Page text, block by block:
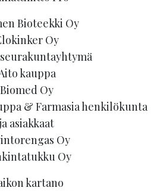
Bioteekki Oy
Oy
kauppa
Biomed Oy
& Farmasia henkilökunta
ja asiakkaat
Oy
Oy
kartano